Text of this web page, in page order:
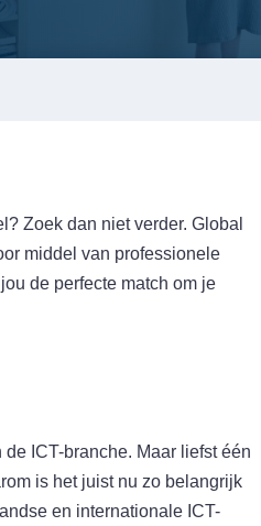
Zoek dan niet verder. Global
middel van professionele
de perfecte match om je
ICT-branche. Maar liefst één
is het juist nu zo belangrijk
en internationale ICT-